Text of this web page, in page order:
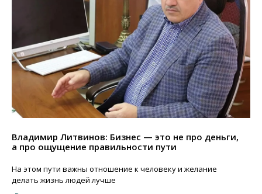
Владимир Литвинов: Бизнес — это не про деньги,
а про ощущение правильности пути
На этом пути важны отношение к человеку и желание
делать жизнь людей лучше